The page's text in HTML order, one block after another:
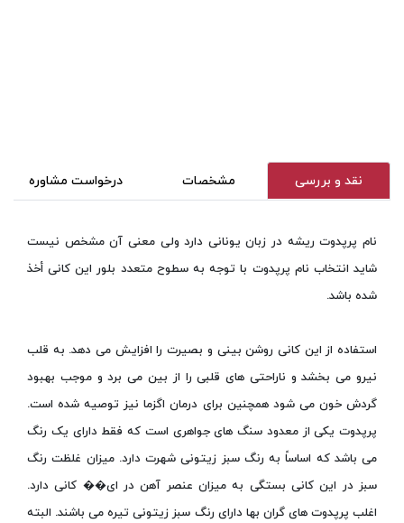
نقد و بررسی مشخصات درخواست مشاوره
نام پرپدوت ریشه در زبان یونانی دارد ولی معنی آن مشخص نیست
شاید انتخاب نام پرپدوت با توجه به سطوح متعدد بلور این کانی أخذ
شده باشد.
استفاده از این کانی روشن بینی و بصیرت را افزایش می دهد. به قلب
نیرو می بخشد و ناراحتی های قلبی را از بین می برد و موجب بهبود
گردش خون می شود همچنین برای درمان اگزما نیز توصیه شده است.
پرپدوت یکی از معدود سنگ های جواهری است که فقط دارای یک رنگ
می باشد که اساساً به رنگ سبز زیتونی شهرت دارد. میزان غلظت رنگ
سبز در این کانی بستگی به میزان عنصر آهن در ای�� کانی دارد.
اغلب پرپدوت های گران بها دارای رنگ سبز زیتونی تیره می باشند. البته